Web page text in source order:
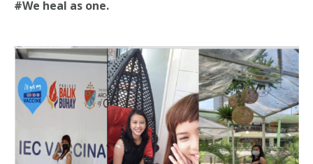
#We heal as one.